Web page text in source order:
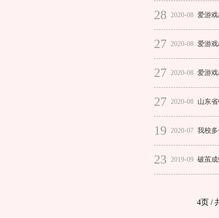
28 2020-08 爱游
27 2020-08 爱游
27 2020-08 爱游
27 2020-08 山东
19 2020-07 我校
23 2019-09 破茧
4页 /